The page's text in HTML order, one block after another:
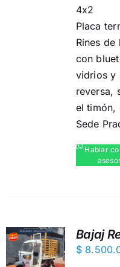
4x2
Placa
Rines
con
vidrios y
reversa,️
el timón,
Sede
Hablar
Bajaj
$